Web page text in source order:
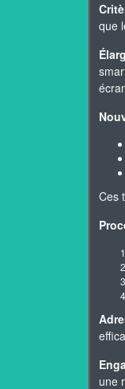
que
Ces
une